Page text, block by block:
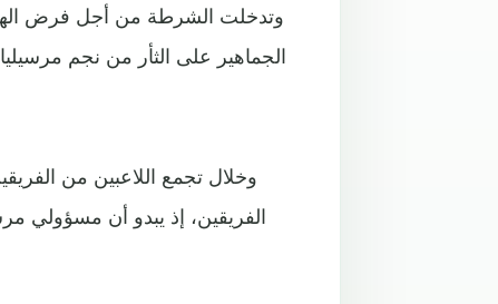
وتدخلت الشرطة من أجل فرض
الجماهير على الثأر من نجم
وخلال تجمع اللاعبين من
الفريقين، إذ يبدو أن مسؤولي